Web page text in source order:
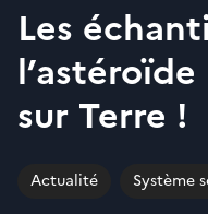
Les
sur Terre !
Actualité Système